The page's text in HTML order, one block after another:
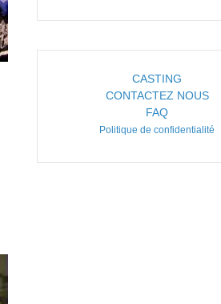
CASTING
CONTACTEZ NOUS
FAQ
Politique de confidentialité